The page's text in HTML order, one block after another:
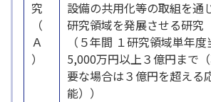
究
（
Ａ
）
設備の共用化等の取組を通
研究領域を発展させる研究
（５年間 １研究領域単年度
5,000万円以上３億円まで
要な場合は３億円を超える
能））